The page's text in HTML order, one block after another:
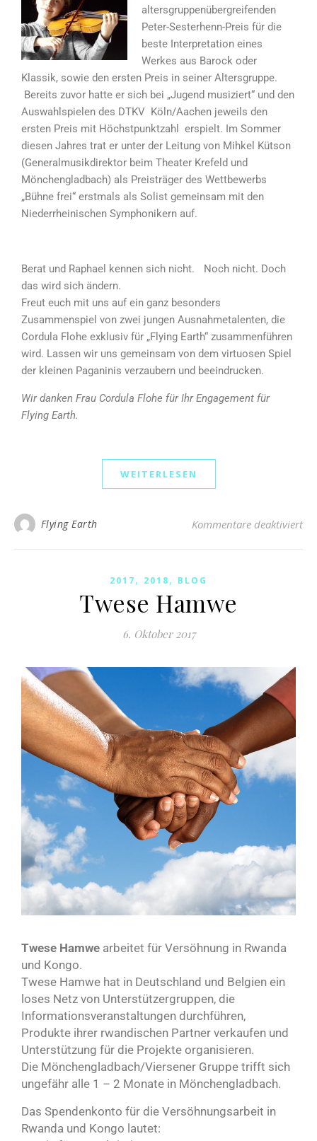
altersgruppenübergreifenden
Peter-Sesterhenn-Preis für die
beste Interpretation eines
Werkes aus Barock oder
Klassik, sowie den ersten Preis in seiner Altersgruppe.
Bereits zuvor hatte er sich bei „Jugend musiziert“ und den
Auswahlspielen des DTKV Köln/Aachen jeweils den
ersten Preis mit Höchstpunktzahl erspielt. Im Sommer
diesen Jahres trat er unter der Leitung von Mihkel Kütson
(Generalmusikdirektor beim Theater Krefeld und
Mönchengladbach) als Preisträger des Wettbewerbs
„Bühne frei“ erstmals als Solist gemeinsam mit den
Niederrheinischen Symphonikern auf.
Berat und Raphael kennen sich nicht. Noch nicht. Doch
das wird sich ändern.
Freut euch mit uns auf ein ganz besonders
Zusammenspiel von zwei jungen Ausnahmetalenten, die
Cordula Flohe exklusiv für „Flying Earth“ zusammenführen
wird. Lassen wir uns gemeinsam von dem virtuosen Spiel
der kleinen Paganinis verzaubern und beeindrucken.
Wir danken Frau Cordula Flohe für Ihr Engagement für
Flying Earth.
WEITERLESEN
Flying Earth Kommentare deaktiviert
2017, 2018, BLOG
Twese Hamwe
6. Oktober 2017
Twese Hamwe arbeitet für Versöhnung in Rwanda
und Kongo.
Twese Hamwe hat in Deutschland und Belgien ein
loses Netz von Unterstützergruppen, die
Informationsveranstaltungen durchführen,
Produkte ihrer rwandischen Partner verkaufen und
Unterstützung für die Projekte organisieren.
Die Mönchengladbach/Viersener Gruppe trifft sich
ungefähr alle 1 – 2 Monate in Mönchengladbach.
Das Spendenkonto für die Versöhnungsarbeit in
Rwanda und Kongo lautet: